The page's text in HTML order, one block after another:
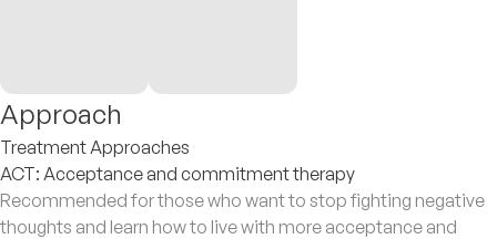
Approach
Treatment Approaches
ACT: Acceptance and commitment therapy
Recommended for those who want to stop fighting negative
thoughts and learn how to live with more acceptance and